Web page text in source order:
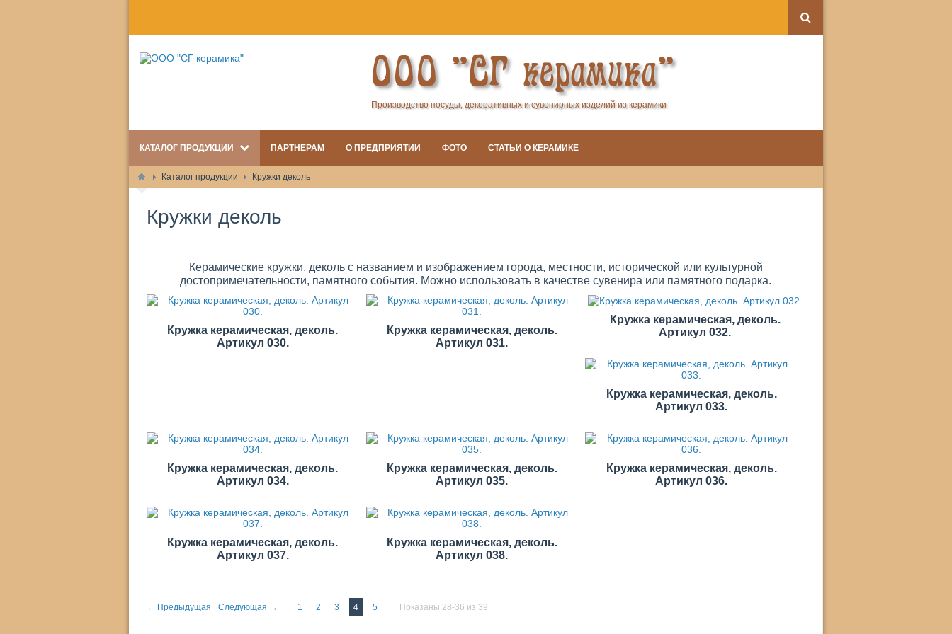
ООО "СГ керамика"
Производство посуды, декоративных и сувенирных изделий из керамики
КАТАЛОГ ПРОДУКЦИИ ПАРТНЕРАМ О ПРЕДПРИЯТИИ ФОТО СТАТЬИ О КЕРАМИКЕ
Каталог продукции Кружки деколь
Кружки деколь
Керамические кружки, деколь с названием и изображением города, местности, исторической или культурной
достопримечательности, памятного события. Можно использовать в качестве сувенира или памятного подарка.
Кружка керамическая, деколь.
Артикул 030.
Кружка керамическая, деколь.
Артикул 031.
Кружка керамическая, деколь.
Артикул 032.
Кружка керамическая, деколь.
Артикул 033.
Кружка керамическая, деколь.
Артикул 034.
Кружка керамическая, деколь.
Артикул 035.
Кружка керамическая, деколь.
Артикул 036.
Кружка керамическая, деколь.
Артикул 037.
Кружка керамическая, деколь.
Артикул 038.
← Предыдущая Следующая → 1 2 3 4 5 Показаны 28-36 из 39